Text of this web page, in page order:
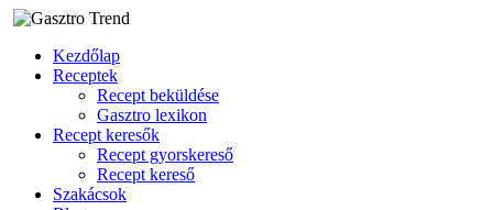
Kezdőlap
Receptek
Recept beküldése
Gasztro lexikon
Recept keresők
Recept gyorskereső
Recept kereső
Szakácsok